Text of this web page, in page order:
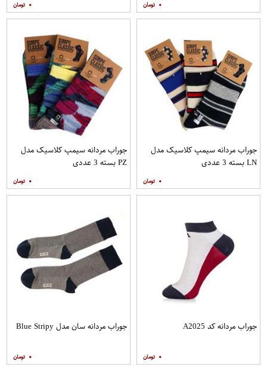
۰ ۰
جوراب مردانه سیمپ کلاسیک مدل
LN بسته 3 عددی
۰
جوراب مردانه سیمپ کلاسیک مدل
PZ بسته 3 عددی
۰
جوراب مردانه کد A2025
۰
جوراب مردانه سان مدل Blue Stripy
۰